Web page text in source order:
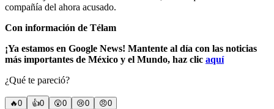
compañía del ahora acusado.
Con información de Télam
¡Ya estamos en Google News! Mantente al día con las noticias
más importantes de México y el Mundo, haz clic aquí
¿Qué te pareció?
🔥0 👍0 😲0 😢0 😠0